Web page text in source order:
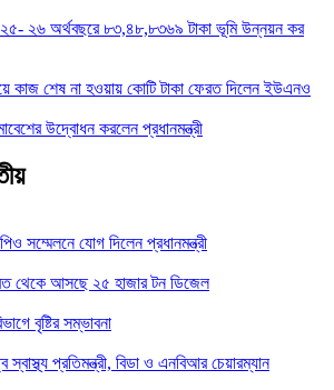
২৬ অর্থবছরে ৮৩,৪৮,৮৩৬৯ টাকা ভূমি উন্নয়ন কর
কাজ শেষ না হওয়ায় কোটি টাকা ফেরত দিলেন ইউএনও
উদ্বোধন করলেন প্রধানমন্ত্রী
সম্মেলনে যোগ দিলেন প্রধানমন্ত্রী
থেকে আসছে ২৫ হাজার টন ডিজেল
বৃষ্টির সম্ভাবনা
স্বাস্থ্য প্রতিমন্ত্রী, বিডা ও এনবিআর চেয়ারম্যান